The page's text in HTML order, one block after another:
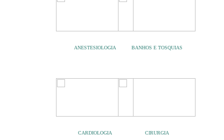
ANESTESIOLOGIA BANHOS E TOSQUIAS
CARDIOLOGIA CIRURGIA